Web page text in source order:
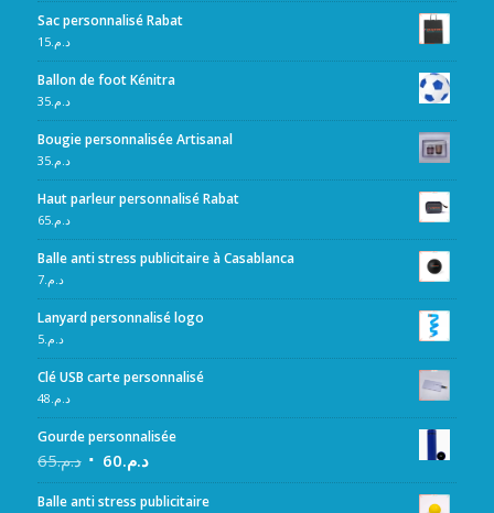
Sac personnalisé Rabat
د.م.15
Ballon de foot Kénitra
د.م.35
Bougie personnalisée Artisanal
د.م.35
Haut parleur personnalisé Rabat
د.م.65
Balle anti stress publicitaire à Casablanca
د.م.7
Lanyard personnalisé logo
د.م.5
Clé USB carte personnalisé
د.م.48
Gourde personnalisée
د.م.65 د.م.60
Balle anti stress publicitaire